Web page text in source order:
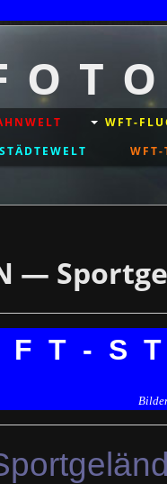
O T
WFT-
WFT-
—
F T - S